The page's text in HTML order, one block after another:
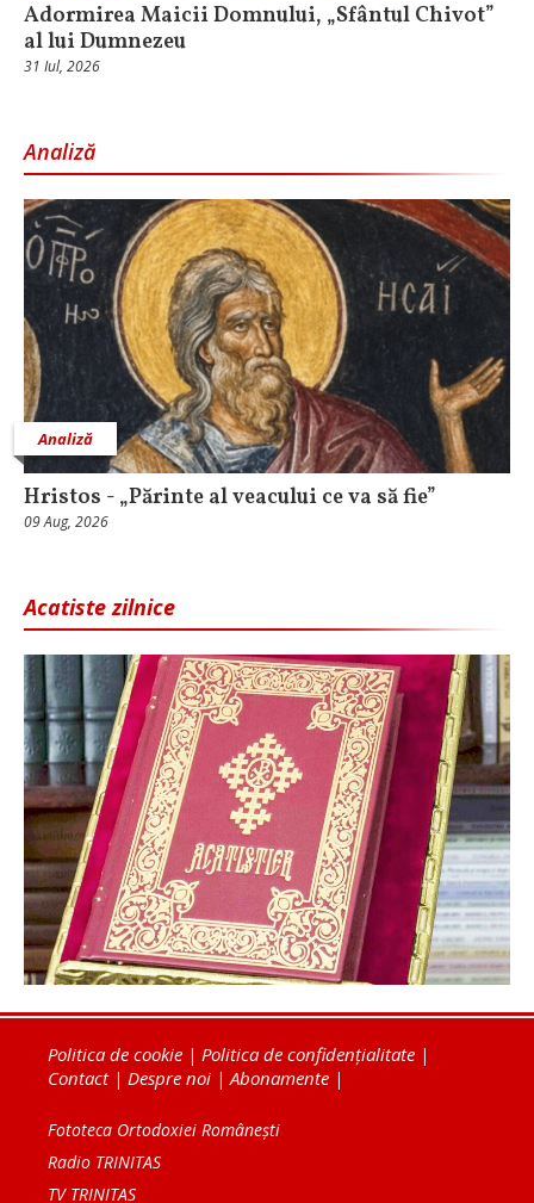
Adormirea Maicii Domnului, „Sfântul Chivot”
al lui Dumnezeu
31 Iul, 2026
Analiză
Analiză
Hristos - „Părinte al veacului ce va să fie”
09 Aug, 2026
Acatiste zilnice
Politica de cookie | Politica de confidențialitate |
Contact| Despre noi | Abonamente |
Fototeca Ortodoxiei Românești
Radio TRINITAS
TV TRINITAS